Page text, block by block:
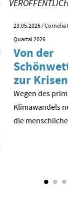
23.05.2026/ Cornelia
Quartal 2026
Von der
zur
Wegen des
Klimawandels
die